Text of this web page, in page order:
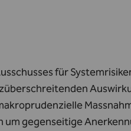
für
um gegenseitige